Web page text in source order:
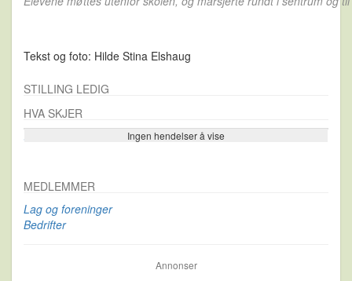
Tekst og foto: Hilde Stina Elshaug
STILLING LEDIG
HVA SKJER
Ingen hendelser å vise
Se flere…
MEDLEMMER
Lag og foreninger
Bedrifter
Annonser